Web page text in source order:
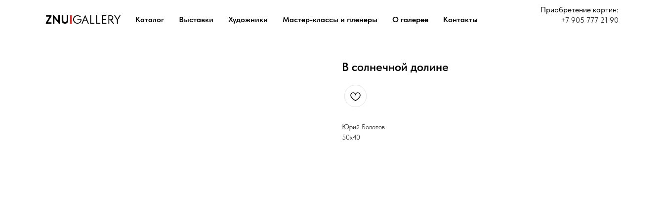
ZNUIGALLERY Каталог Выставки Художники Мастер-классы и пленеры О галерее Контакты
Приобретение картин:
+7 905 777 21 90
В солнечной долине
Юрий Болотов
50х40